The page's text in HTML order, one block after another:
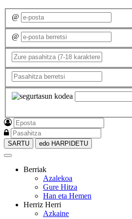
@
@
SARTU edo HARPIDETU
Berriak
Azalekoa
Gure Hitza
Han eta Hemen
Herriz Herri
Azkaine